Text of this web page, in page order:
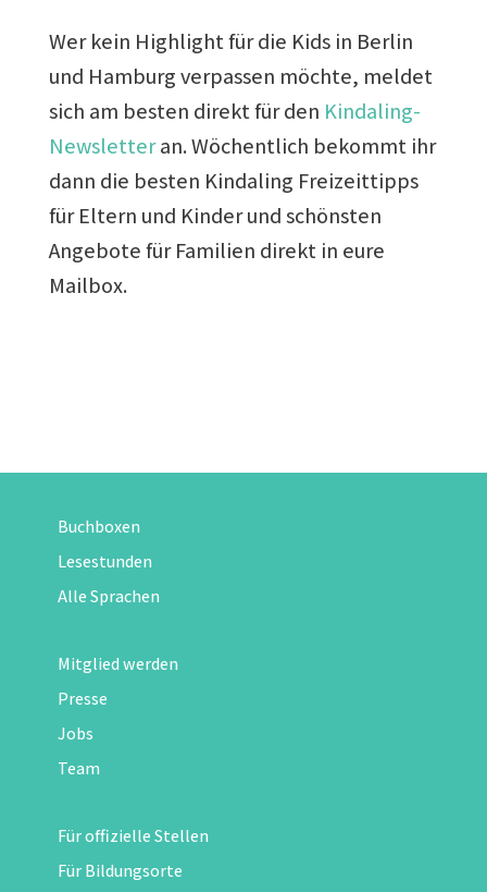
Wer kein Highlight für die Kids in Berlin
und Hamburg verpassen möchte, meldet
sich am besten direkt für den Kindaling-
Newsletteran. Wöchentlich bekommt ihr
dann die besten Kindaling Freizeittipps
für Eltern und Kinder und schönsten
Angebote für Familien direkt in eure
Mailbox.
Buchboxen
Lesestunden
Alle Sprachen
Mitglied werden
Presse
Jobs
Team
Für offizielle Stellen
Für Bildungsorte